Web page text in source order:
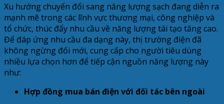
Xu hướng chuyển đổi sang năng lượng sạch đang diễn ra
mạnh mẽ trong các lĩnh vực thương mại, công nghiệp và
tổ chức, thúc đẩy nhu cầu về năng lượng tái tạo tăng cao.
Để đáp ứng nhu cầu đa dạng này, thị trường điện đã
không ngừng đổi mới, cung cấp cho người tiêu dùng
nhiều lựa chọn hơn để tiếp cận nguồn năng lượng này
như:
Hợp đồng mua bán điện với đối tác bên ngoài